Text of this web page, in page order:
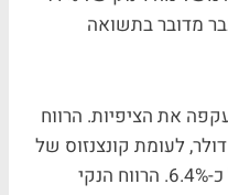
חודשים כבר מדובר בתשואה
את הציפיות. הרווח
המתואם למניה הסתכם ב-2.33 דולר, לעומת קונצנזוס של
2.19 דולר למניה, פער חיובי של כ-6.4%. הרווח הנקי